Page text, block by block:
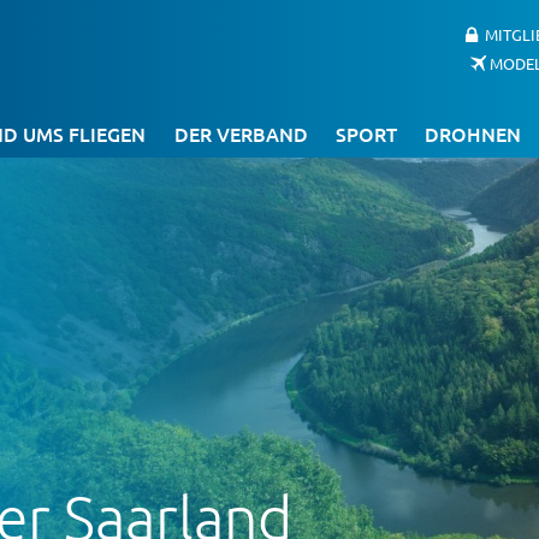
UMS FLIEGEN DER VERBAND SPORT DROHNEN
Saarland